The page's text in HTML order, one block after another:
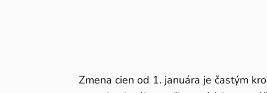
Zmena cien od 1. januára je častým